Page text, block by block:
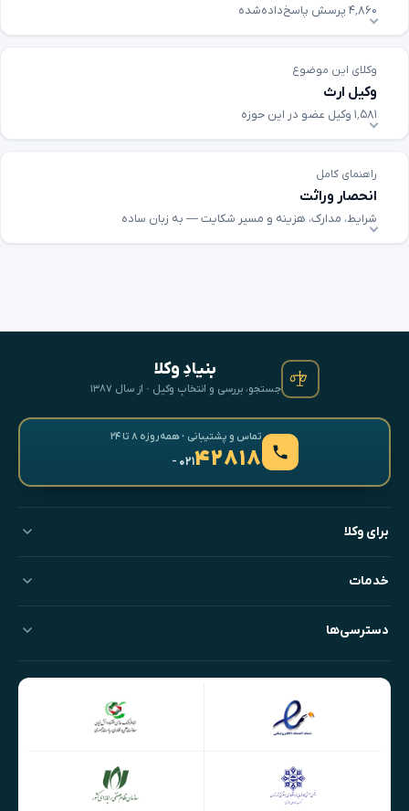
۴٬۸۶۰ پرسش پاسخ‌داده‌شده
وکلای این موضوع
وکیل ارث
۱٬۵۸۱ وکیل عضو در این حوزه
راهنمای کامل
انحصار وراثت
شرایط، مدارک، هزینه و مسیر شکایت — به زبان ساده
بنیادِ وکلا
جستجو، بررسی و انتخابِ وکیل · از سال ۱۳۸۷
تماس و پشتیبانی · همه‌روزه ۸ تا ۲۴
۴۲۸۱۸- ۰۲۱
برای وکلا
خدمات
دسترسی‌ها